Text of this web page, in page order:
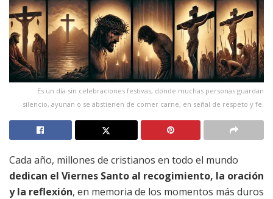
Es un día sin celebraciones festivas, donde muchas personas guardan
silencio, ayunan o se abstienen de comer carne, en señal de respeto y fe.
Cada año, millones de cristianos en todo el mundo
dedican el Viernes Santo al recogimiento, la oración
y la reflexión, en memoria de los momentos más duros